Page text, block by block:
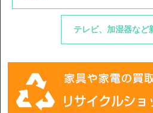
テレビ、加湿器など